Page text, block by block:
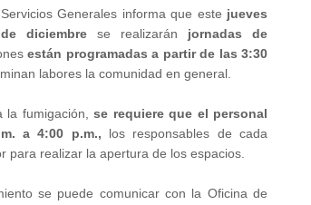
Generales informa que este jueves
de diciembre se realizarán jornadas de
están programadas a partir de las 3:30
labores la comunidad en general.
la fumigación,se requiere que el personal
a 4:00 p.m., los responsables de cada
realizar la apertura de los espacios.
se puede comunicar con la Oficina de